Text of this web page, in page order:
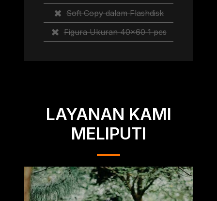
Soft Copy dalam Flashdisk
Figura Ukuran 40×60 1 pcs
LAYANAN KAMI
MELIPUTI